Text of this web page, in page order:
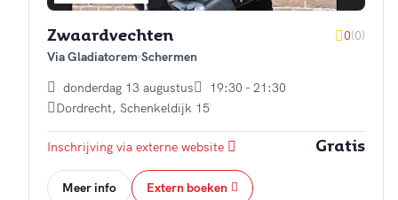
Zwaardvechten 0(0)
Via Gladiatorem Schermen
donderdag 13 augustus
19:30 - 21:30
Dordrecht, Schenkeldijk 15
Inschrijving via externe website Gratis
Meer info Extern boeken